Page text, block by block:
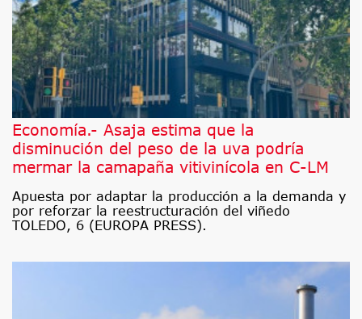
Economía.- Asaja estima que la
disminución del peso de la uva podría
mermar la camapaña vitivinícola en C-LM
Apuesta por adaptar la producción a la demanda y
por reforzar la reestructuración del viñedo
TOLEDO, 6 (EUROPA PRESS).